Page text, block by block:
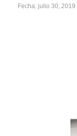
Fecha: julio 30, 2019